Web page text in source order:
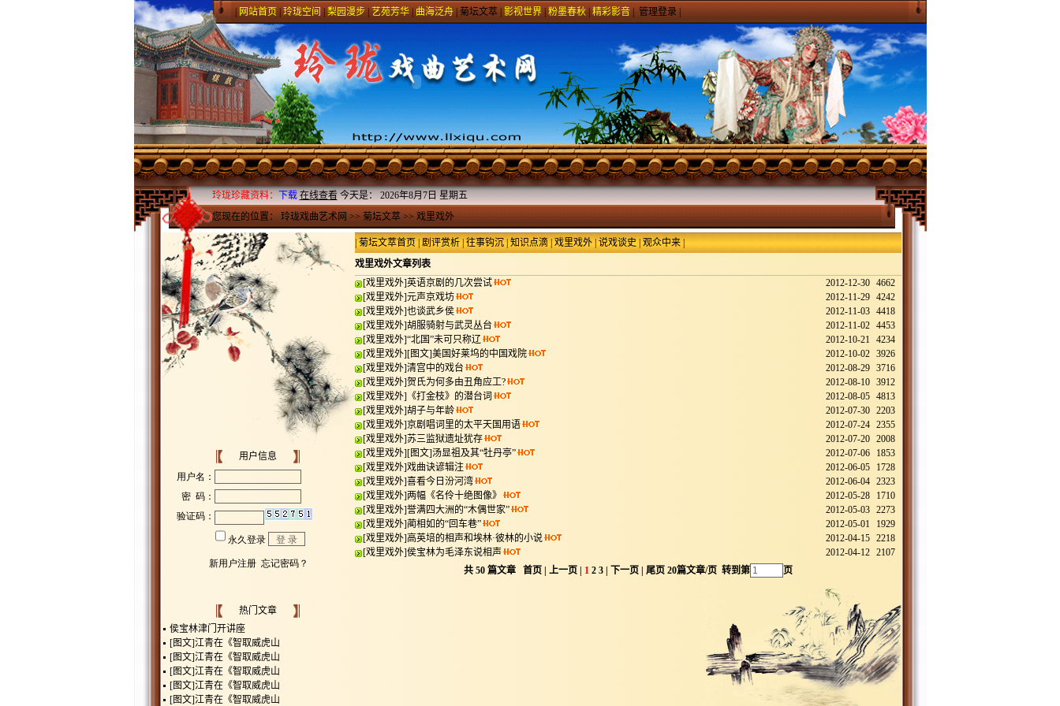
网站首页 玲珑空间 梨园漫步| 艺苑芳华| 曲海泛舟| 菊坛文萃| 影视世界| 粉墨春秋| 精彩影音| 管理登录|
玲珑珍藏资料：下载 在线查看今天是：2026年8月7日 星期五
您现在的位置：玲珑戏曲艺术网>>菊坛文萃>>戏里戏外
用户信息
热门文章
侯宝林津门开讲座
[图文]江青在《智取威虎山
[图文]江青在《智取威虎山
[图文]江青在《智取威虎山
[图文]江青在《智取威虎山
[图文]江青在《智取威虎山
菊坛文萃首页 剧评赏析 往事钩沉 知识点滴 戏里戏外 说戏谈史 观众中来
戏里戏外文章列表
[戏里戏外]英语京剧的几次尝试 2012-12-30
4662
[戏里戏外]元声京戏坊 2012-11-29
4242
[戏里戏外]也谈武乡侯 2012-11-03
4418
[戏里戏外]胡服骑射与武灵丛台 2012-11-02
4453
[戏里戏外]“北国”未可只称辽 2012-10-21
4234
[戏里戏外][图文]美国好莱坞的中国戏院 2012-10-02
3926
[戏里戏外]清宫中的戏台 2012-08-29
3716
[戏里戏外]贺氏为何多由丑角应工? 2012-08-10
3912
[戏里戏外] 《打金枝》的潜台词 2012-08-05
4813
[戏里戏外]胡子与年龄 2012-07-30
2203
[戏里戏外]京剧唱词里的太平天国用语 2012-07-24
2355
[戏里戏外]苏三监狱遗址犹存 2012-07-20
2008
[戏里戏外][图文]汤显祖及其“牡丹亭” 2012-07-06
1853
[戏里戏外]戏曲诀谚辑注 2012-06-05
1728
[戏里戏外]喜看今日汾河湾 2012-06-04
2323
[戏里戏外]两幅《名伶十绝图像》 2012-05-28
1710
[戏里戏外]誉满四大洲的“木偶世家” 2012-05-03
2273
[戏里戏外]蔺相如的“回车巷” 2012-05-01
1929
[戏里戏外]高英培的相声和埃林·彼林的小说 2012-04-15
2218
[戏里戏外]侯宝林为毛泽东说相声 2012-04-12
2107
共 50篇文章 首页 | 上一页 | 1 2 3| 下一页| 尾页 20篇文章/页 转到第 页